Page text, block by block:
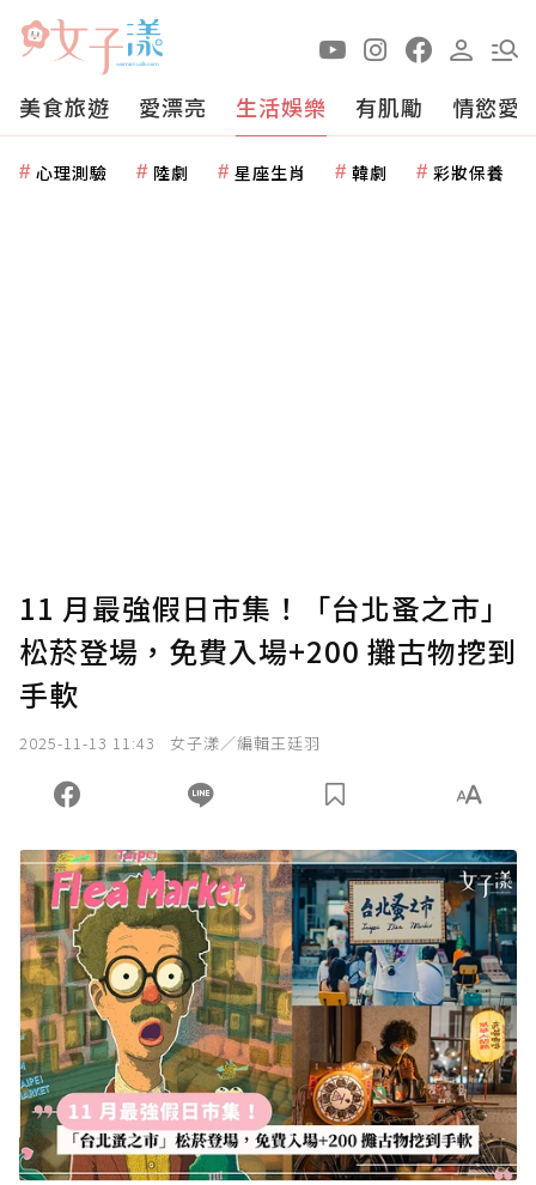
美食旅遊 愛漂亮 生活娛樂 有肌勵 情慾愛
心理測驗 陸劇 星座生肖 韓劇 彩妝保養
11 月最強假日市集！「台北蚤之市」
松菸登場，免費入場+200 攤古物挖到
手軟
2025-11-13 11:43 女子漾／編輯王廷羽